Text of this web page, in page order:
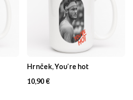
Hrnček, You're hot
10,90 €